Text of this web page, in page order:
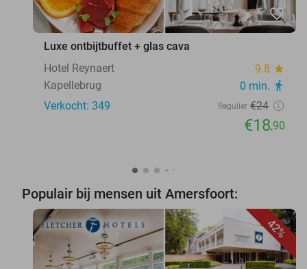
favorite_border
Luxe ontbijtbuffet + glas cava
Hotel Reynaert
9.8 star
Kapellebrug 0 min. directions_walk
Verkocht: 349 Regulier €24
€18,90
Populair bij mensen uit Amersfoort:
42%